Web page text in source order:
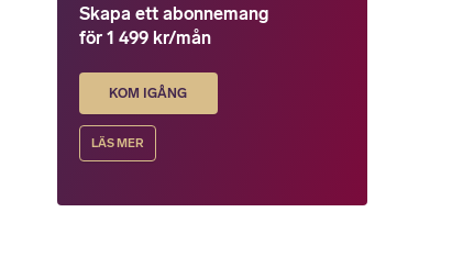
Skapa ett abonnemang
för 1 499 kr/mån
KOM IGÅNG
LÄS MER